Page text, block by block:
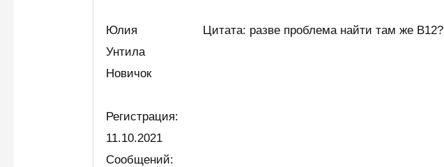
Юлия
Унтила
Новичок
Регистрация:
11.10.2021
Сообщений:
Цитата: разве проблема найти там же В12?